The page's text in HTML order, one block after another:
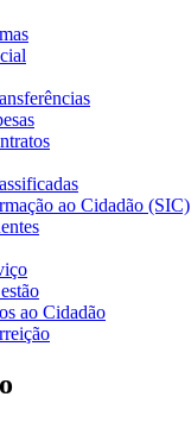
ao Cidadão (SIC)
ao Cidadão